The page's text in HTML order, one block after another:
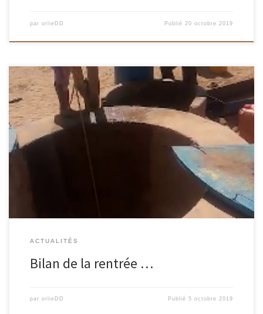
par orlieDD Publié 20 octobre 2019
En Octobre 2019, nous commençons une nouvelle période, après
le séjour de notre ami parmi nous du 9 mai au 29 juillet, […]
ACTUALITÉS
Bilan de la rentrée …
par orlieDD Publié5 octobre 2019